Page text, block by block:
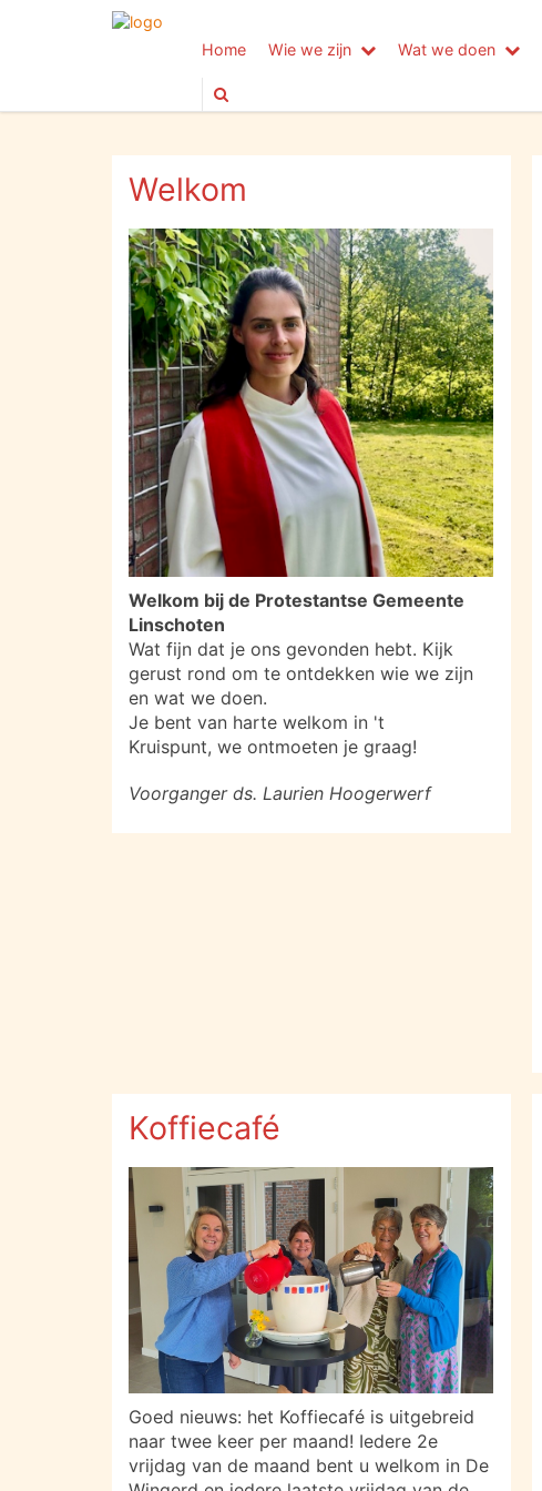
Home Wie we zijn Wat we doen
Welkom
Welkom bij de Protestantse Gemeente
Linschoten
Wat fijn dat je ons gevonden hebt. Kijk
gerust rond om te ontdekken wie we zijn
en wat we doen.
Je bent van harte welkom in 't
Kruispunt, we ontmoeten je graag!
Voorganger ds. Laurien Hoogerwerf
Koffiecafé
Goed nieuws: het Koffiecafé is uitgebreid
naar twee keer per maand! Iedere 2e
vrijdag van de maand bent u welkom in De